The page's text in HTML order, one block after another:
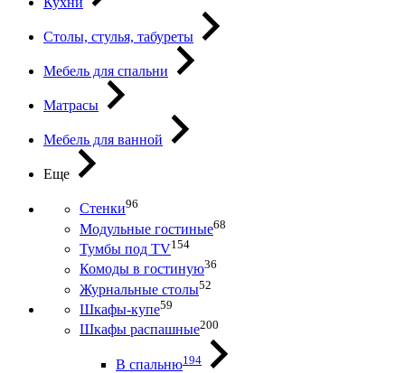
Столы, стулья, табуреты
Мебель для спальни
Матрасы
Мебель для ванной
Еще
Стенки96
Модульные гостиные68
Тумбы под ТV154
Комоды в гостиную36
Журнальные столы52
Шкафы-купе59
Шкафы распашные200
В спальню194